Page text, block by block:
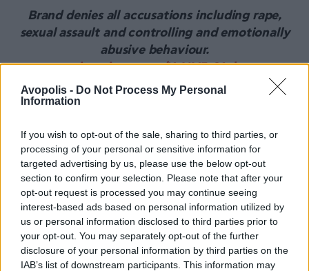
Avopolis - Do Not Process My Personal
Information
If you wish to opt-out of the sale, sharing to third parties, or
processing of your personal or sensitive information for
targeted advertising by us, please use the below opt-out
section to confirm your selection. Please note that after your
opt-out request is processed you may continue seeing
interest-based ads based on personal information utilized by
us or personal information disclosed to third parties prior to
your opt-out. You may separately opt-out of the further
disclosure of your personal information by third parties on the
IAB’s list of downstream participants. This information may
Brand denies all accusations including rape,
sexual assault and controlling and emotionally
abusive behaviour.
pic.twitter.com/XtNV5s91gk
— Channel 4 Dispatches (@C4Dispatches)
“W
e are basically acting like pimps to
Russell Brand’s needs.”
Serious allegations about Brand’s
behaviour in the workplace have been
uncovered.